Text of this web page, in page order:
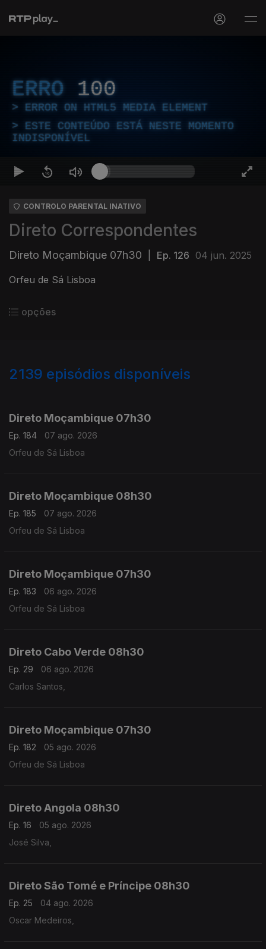
ERRO 100
ERROR ON HTML5 MEDIA ELEMENT
ESTE CONTEÚDO ESTÁ NESTE MOMENTO
INDISPONÍVEL
CONTROLO PARENTAL INATIVO
Direto Correspondentes
Direto Moçambique 07h30 Ep. 126 04 jun. 2025
Orfeu de Sá Lisboa
opções
2139 episódios disponíveis
Direto Moçambique 07h30
Ep. 184
07 ago. 2026
Orfeu de Sá Lisboa
Direto Moçambique 08h30
Ep. 185
07 ago. 2026
Orfeu de Sá Lisboa
Direto Moçambique 07h30
Ep. 183
06 ago. 2026
Orfeu de Sá Lisboa
Direto Cabo Verde 08h30
Ep. 29
06 ago. 2026
Carlos Santos,
Direto Moçambique 07h30
Ep. 182
05 ago. 2026
Orfeu de Sá Lisboa
Direto Angola 08h30
Ep. 16
05 ago. 2026
José Silva,
Direto São Tomé e Príncipe 08h30
Ep. 25
04 ago. 2026
Oscar Medeiros,